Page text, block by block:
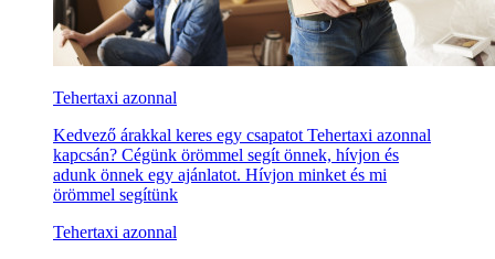
Tehertaxi azonnal
Kedvező árakkal keres egy csapatot Tehertaxi azonnal
kapcsán? Cégünk örömmel segít önnek, hívjon és
adunk önnek egy ajánlatot. Hívjon minket és mi
örömmel segítünk
Tehertaxi azonnal